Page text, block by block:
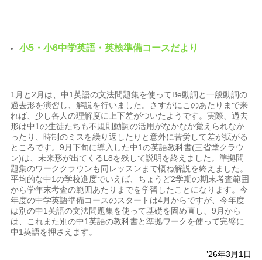
小5・小6中学英語・英検準備コースだより
1月と2月は、中1英語の文法問題集を使ってBe動詞と一般動詞の
過去形を演習し、解説を行いました。さすがにこのあたりまで来
れば、少し各人の理解度に上下差がついたようです。実際、過去
形は中1の生徒たちも不規則動詞の活用がなかなか覚えられなか
ったり、時制のミスを繰り返したりと意外に苦労して差が拡がる
ところです。9月下旬に導入した中1の英語教科書(三省堂クラウ
ン)は、未来形が出てくるL8を残して説明を終えました。準拠問
題集のワーククラウンも同レッスンまで概ね解説を終えました。
平均的な中1の学校進度でいえば、ちょうど2学期の期末考査範囲
から学年末考査の範囲あたりまでを学習したことになります。今
年度の中学英語準備コースのスタートは4月からですが、今年度
は別の中1英語の文法問題集を使って基礎を固め直し、9月から
は、これまた別の中1英語の教科書と準拠ワークを使って完璧に
中1英語を押さえます。
’26年3月1日